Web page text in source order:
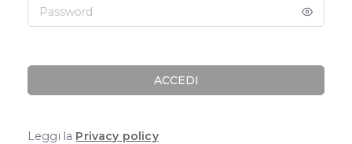
ACCEDI
Leggi la Privacy policy